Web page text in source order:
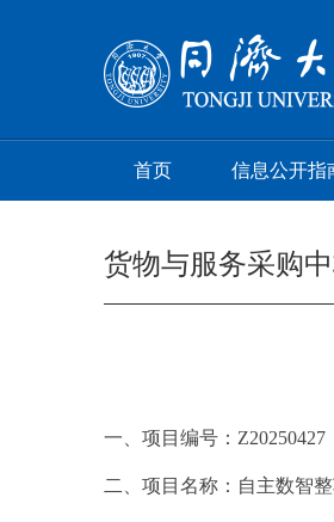
首页 信息公开指
货物与服务采购
一、项目编号 ： Z20250427
二、项目名称： 自主数智